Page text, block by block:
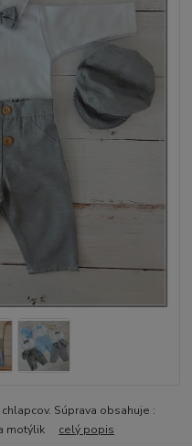
Súprava obsahuje :
motýlik celý popis